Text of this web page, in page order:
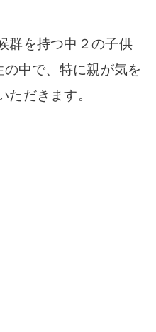
群を持つ中２の子供
の中で、特に親が気を
ただきます。